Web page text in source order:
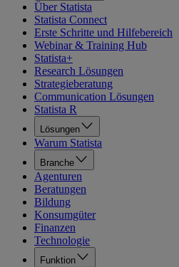
Über Statista
Statista Connect
Erste Schritte und Hilfebereich
Webinar & Training Hub
Statista+
Research Lösungen
Strategieberatung
Communication Lösungen
Statista R
Lösungen
Warum Statista
Branche
Agenturen
Beratungen
Bildung
Konsumgüter
Finanzen
Technologie
Funktion